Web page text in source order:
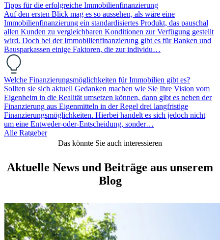
Tipps für die erfolgreiche Immobilienfinanzierung
Auf den ersten Blick mag es so aussehen, als wäre eine
Immobilienfinanzierung ein standardisiertes Produkt, das pauschal
allen Kunden zu vergleichbaren Konditionen zur Verfügung gestellt
wird. Doch bei der Immobilienfinanzierung gibt es für Banken und
Bausparkassen einige Faktoren, die zur individu…
Welche Finanzierungsmöglichkeiten für Immobilien gibt es?
Sollten sie sich aktuell Gedanken machen wie Sie Ihre Vision vom
Eigenheim in die Realität umsetzen können, dann gibt es neben der
Finanzierung aus Eigenmitteln in der Regel drei langfristige
Finanzierungsmöglichkeiten. Hierbei handelt es sich jedoch nicht
um eine Entweder-oder-Entscheidung, sonder…
Alle Ratgeber
Das könnte Sie auch interessieren
Aktuelle News und Beiträge aus unserem
Blog